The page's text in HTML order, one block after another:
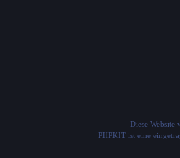
Diese Website
PHPKIT ist eine